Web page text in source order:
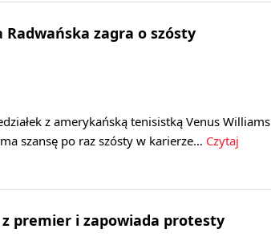
zagra o szósty
z amerykańską tenisistką Venus Williams
szansę po raz szósty w karierze… Czytaj
z premier i zapowiada protesty